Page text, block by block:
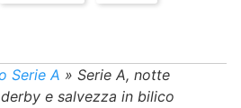
Serie A » Serie A, notte
e salvezza in bilico